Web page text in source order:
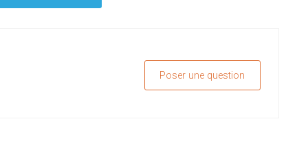
Poser une question